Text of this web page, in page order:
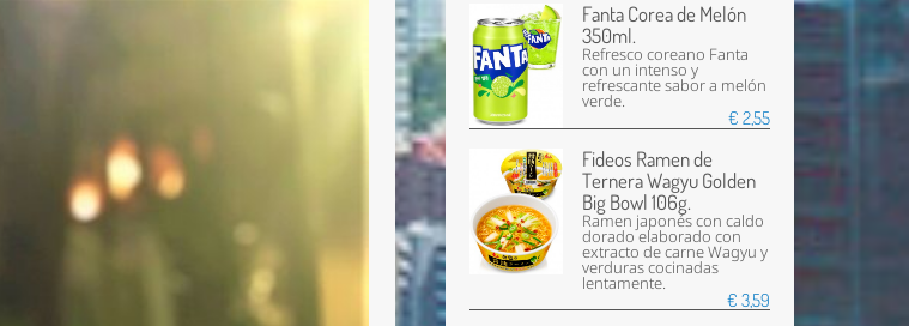
Fanta Corea de Melón
350ml.
Refresco coreano Fanta
con un intenso y
refrescante sabor a melón
verde.
€ 2,55
Fideos Ramen de
Ternera Wagyu Golden
Big Bowl 106g.
Ramen japonés con caldo
dorado elaborado con
extracto de carne Wagyu y
verduras cocinadas
lentamente.
€ 3,59